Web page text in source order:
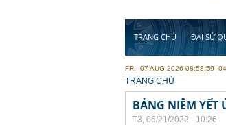
TRANG CHỦ ĐẠI SỨ
FRI, 07 AUG 2026 08:58:59 -
YOU ARE HERE
TRANG CHỦ
BẢNG NIÊM YẾT
T3, 06/21/2022 - 10:26